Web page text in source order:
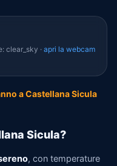
clear_sky · apri la webcam
a Castellana Sicula
Sicula?
, con temperature